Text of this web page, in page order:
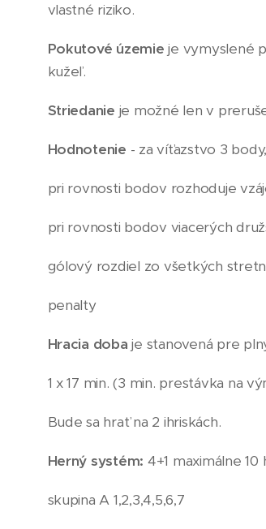
vlastné riziko.
Pokutové územie je vymyslené
kužeľ.
Striedanie je možné len v
Hodnotenie - za víťazstvo 3
pri rovnosti bodov rozhoduje
pri rovnosti bodov viacerých
gólový rozdiel zo všetkých
penalty
Hracia doba je stanovená pre
1 x 17 min. (3 min. prestávka na
Bude sa hrať na 2 ihriskách.
Herný systém: 4+1 maximálne 10
skupina A 1,2,3,4,5,6,7